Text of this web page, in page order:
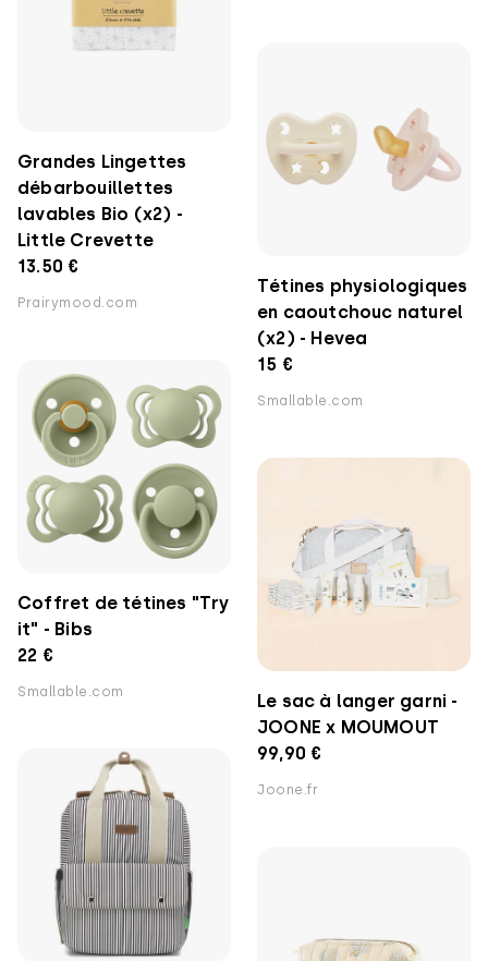
Grandes Lingettes
débarbouillettes
lavables Bio (x2) -
Little Crevette
13.50 €
Prairymood.com
Tétines physiologiques
en caoutchouc naturel
(x2) - Hevea
15 €
Smallable.com
Coffret de tétines "Try
it" - Bibs
22 €
Smallable.com
Le sac à langer garni -
JOONE x MOUMOUT
99,90 €
Joone.fr